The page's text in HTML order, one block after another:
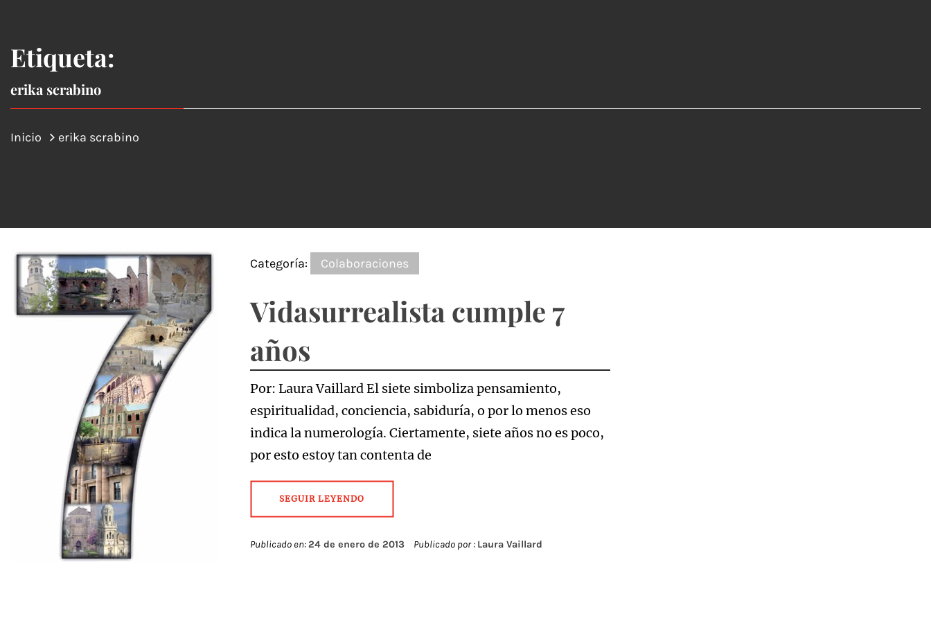
Etiqueta:
erika scrabino
Inicio erika scrabino
Categoría: Colaboraciones
Vidasurrealista cumple 7
años
Por: Laura Vaillard El siete simboliza pensamiento,
espiritualidad, conciencia, sabiduría, o por lo menos eso
indica la numerología. Ciertamente, siete años no es poco,
por esto estoy tan contenta de
SEGUIR LEYENDO
Publicado en:24 de enero de 2013 Publicado por : Laura Vaillard